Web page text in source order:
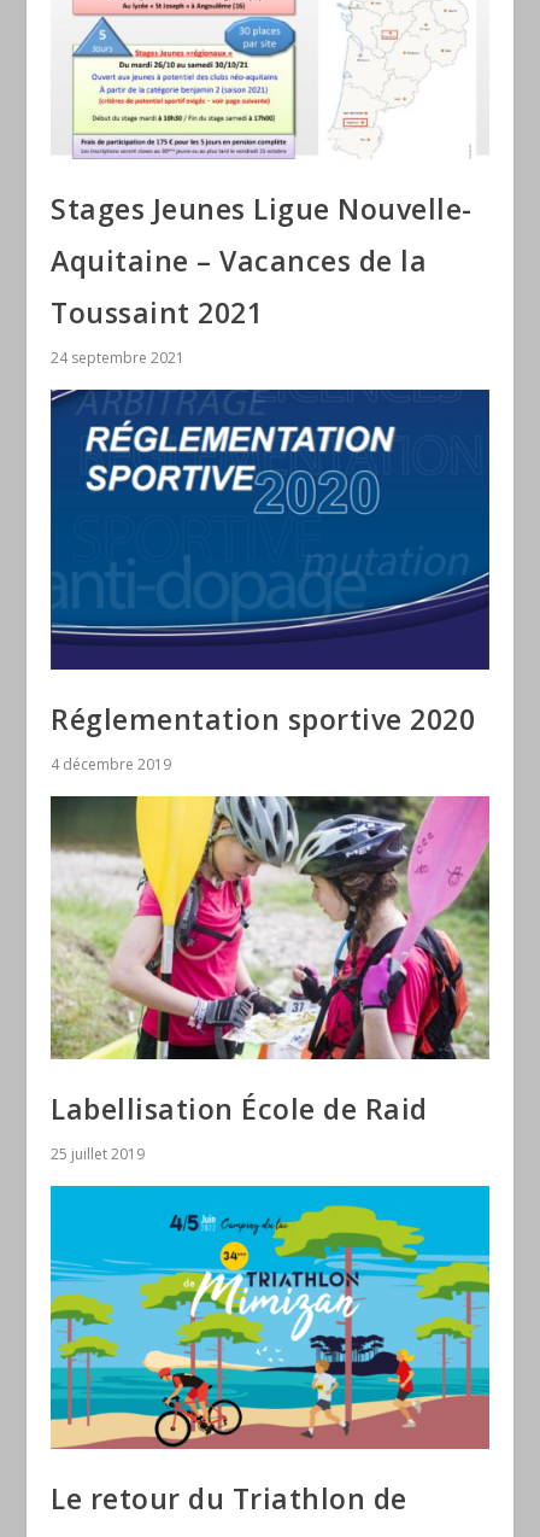
Stages Jeunes Ligue Nouvelle-
Aquitaine – Vacances de la
Toussaint 2021
24 septembre 2021
Réglementation sportive 2020
4 décembre 2019
Labellisation École de Raid
25 juillet 2019
Le retour du Triathlon de